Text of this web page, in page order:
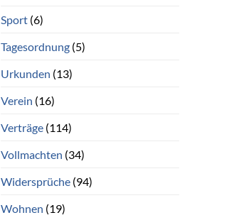
Sport(6)
Tagesordnung(5)
Urkunden (13)
Verein (16)
Verträge(114)
Vollmachten (34)
Widersprüche(94)
Wohnen (19)